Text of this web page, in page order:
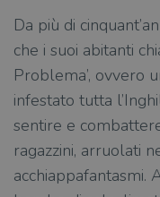
Da più di
che i suoi abitanti
Problema’, ovvero
infestato tutta
sentire e
ragazzini, arruolati
acchiappafantasmi.